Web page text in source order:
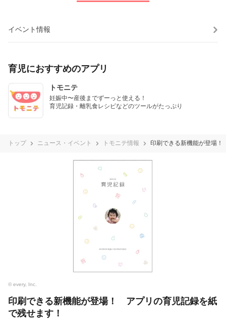
イベント情報
育児におすすめのアプリ
トモニテ
妊娠中〜産後までずーっと使える！
育児記録・離乳食レシピなどのツールがたっぷり
トップ ニュース・イベント トモニテ情報 印刷できる新機能が登場
© every, Inc.
印刷できる新機能が登場！ アプリの育児記録を紙
で残せます！